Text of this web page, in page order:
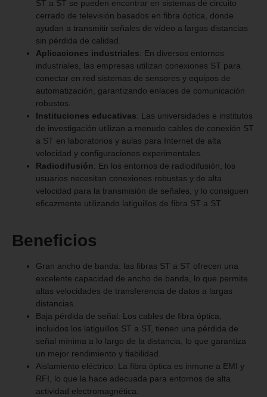
ST a ST se pueden encontrar en sistemas de circuito
cerrado de televisión basados en fibra óptica, donde
ayudan a transmitir señales de vídeo a largas distancias
sin pérdida de calidad.
Aplicaciones industriales: En diversos entornos
industriales, las empresas utilizan conexiones ST para
conectar en red sistemas de sensores y equipos de
automatización, garantizando enlaces de comunicación
robustos.
Instituciones educativas: Las universidades e institutos
de investigación utilizan a menudo cables de conexión ST
a ST en laboratorios y aulas para Internet de alta
velocidad y configuraciones experimentales.
Radiodifusión: En los entornos de radiodifusión, los
usuarios necesitan conexiones robustas y de alta
velocidad para la transmisión de señales, y lo consiguen
eficazmente utilizando latiguillos de fibra ST a ST.
Beneficios
Gran ancho de banda: las fibras ST a ST ofrecen una
excelente capacidad de ancho de banda, lo que permite
altas velocidades de transferencia de datos a largas
distancias.
Baja pérdida de señal: Los cables de fibra óptica,
incluidos los latiguillos ST a ST, tienen una pérdida de
señal mínima a lo largo de la distancia, lo que garantiza
un mejor rendimiento y fiabilidad.
Aislamiento eléctrico: La fibra óptica es inmune a EMI y
RFI, lo que la hace adecuada para entornos de alta
actividad electromagnética.